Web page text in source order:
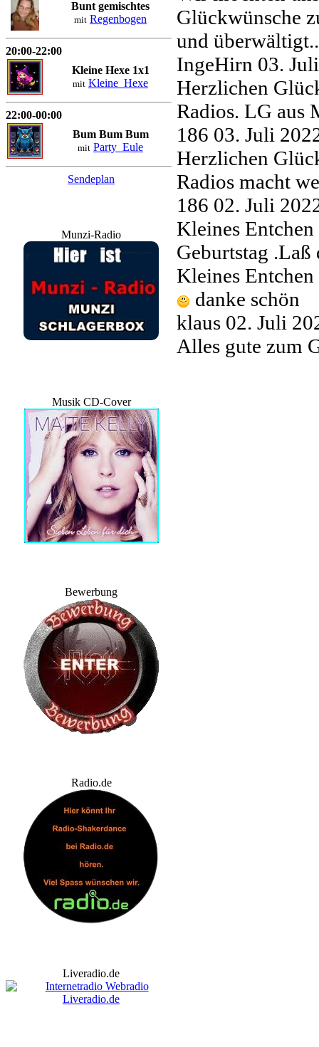
Bunt gemischtes
mit Regenbogen
20:00-22:00
Kleine Hexe 1x1
mit Kleine_Hexe
22:00-00:00
Bum Bum Bum
mit Party_Eule
Sendeplan
Munzi-Radio
Musik CD-Cover
Bewerbung
Radio.de
Liveradio.de
Glückwünsche
und
IngeHirn 03.
Herzlichen
Radios. LG aus
186 03. Juli
Herzlichen
Radios macht
186 02. Juli
Kleines
Geburtstag
Kleines Entchen
danke schön
klaus 02. Juli
Alles gute zum